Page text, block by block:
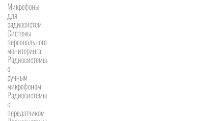
Микрофоны
для
радиосистем
Системы
персонального
мониторинга
Радиосистемы
c
ручным
микрофоном
Радиосистемы
с
передатчиком